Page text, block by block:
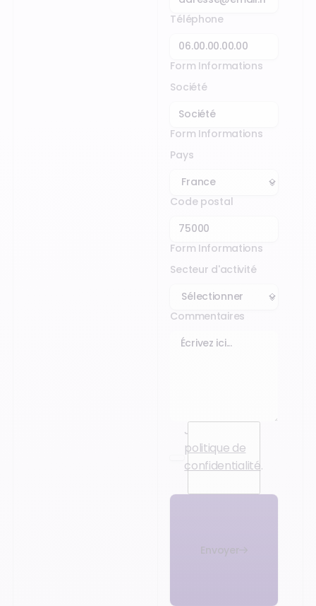
Téléphone
Form Informations
Société
Form Informations
Pays
Code postal
Form Informations
Secteur d'activité
Commentaires
J’accepte la
politique de
confidentialité.
Envoyer